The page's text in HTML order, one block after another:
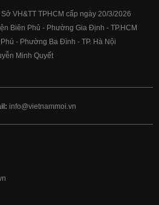
VH&TT TPHCM cấp ngày 20/3/2026
Biên Phủ - Phường Gia Định - TP.HCM
- Phường Ba Đình - TP. Hà Nội
Minh Quyết
info@vietnammoi.vn